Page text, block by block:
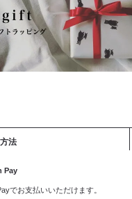
法
Pay
でお支払いいただけます。